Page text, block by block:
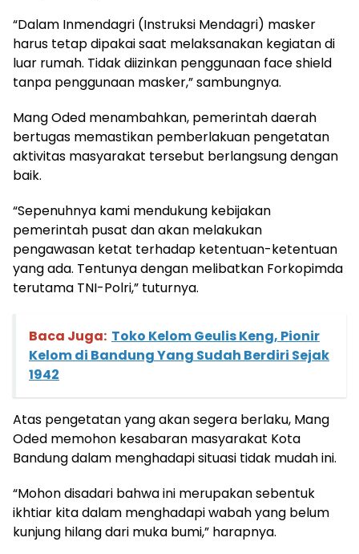
“Dalam Inmendagri (Instruksi Mendagri) masker
harus tetap dipakai saat melaksanakan kegiatan di
luar rumah. Tidak diizinkan penggunaan face shield
tanpa penggunaan masker,” sambungnya.
Mang Oded menambahkan, pemerintah daerah
bertugas memastikan pemberlakuan pengetatan
aktivitas masyarakat tersebut berlangsung dengan
baik.
“Sepenuhnya kami mendukung kebijakan
pemerintah pusat dan akan melakukan
pengawasan ketat terhadap ketentuan-ketentuan
yang ada. Tentunya dengan melibatkan Forkopimda
terutama TNI-Polri,” tuturnya.
Baca Juga: Toko Kelom Geulis Keng, Pionir
Kelom di Bandung Yang Sudah Berdiri Sejak
1942
Atas pengetatan yang akan segera berlaku, Mang
Oded memohon kesabaran masyarakat Kota
Bandung dalam menghadapi situasi tidak mudah ini.
“Mohon disadari bahwa ini merupakan sebentuk
ikhtiar kita dalam menghadapi wabah yang belum
kunjung hilang dari muka bumi,” harapnya.